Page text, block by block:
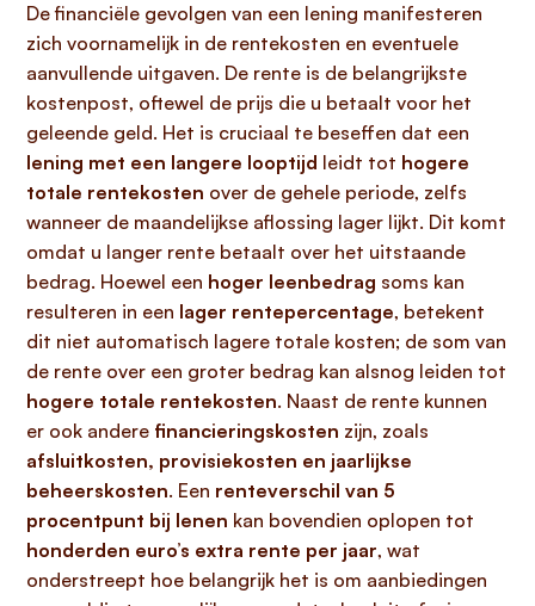
De financiële gevolgen van een lening manifesteren
zich voornamelijk in de rentekosten en eventuele
aanvullende uitgaven. De rente is de belangrijkste
kostenpost, oftewel de prijs die u betaalt voor het
geleende geld. Het is cruciaal te beseffen dat een
lening met een langere looptijd leidt tot hogere
totale rentekosten over de gehele periode, zelfs
wanneer de maandelijkse aflossing lager lijkt. Dit komt
omdat u langer rente betaalt over het uitstaande
bedrag. Hoewel een hoger leenbedrag soms kan
resulteren in een lager rentepercentage, betekent
dit niet automatisch lagere totale kosten; de som van
de rente over een groter bedrag kan alsnog leiden tot
hogere totale rentekosten. Naast de rente kunnen
er ook andere financieringskosten zijn, zoals
afsluitkosten, provisiekosten en jaarlijkse
beheerskosten. Een renteverschil van 5
procentpunt bij lenen kan bovendien oplopen tot
honderden euro’s extra rente per jaar, wat
onderstreept hoe belangrijk het is om aanbiedingen